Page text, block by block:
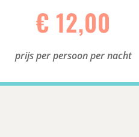
€ 12,00
prijs per persoon per nacht